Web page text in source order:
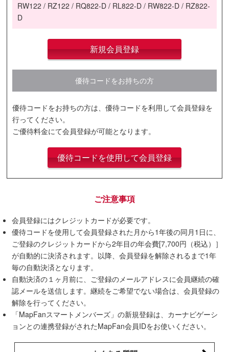
RW122 / RZ122 / RQ822-D / RL822-D / RW822-D / RZ822-
D
新規会員登録
優待コードをお持ちの方
優待コードをお持ちの方は、優待コードを利用して会員登録を
行ってください。
ご優待料金にて会員登録が可能となります。
優待コードを使用して会員登録
ご注意事項
会員登録にはクレジットカードが必要です。
優待コードを使用して会員登録された月から1年後の同月1日に、
ご登録のクレジットカードから2年目の年会費[7,700円（税込）］
が自動的に決済されます。以降、会員登録を解除されるまで1年
毎の自動決済となります。
自動決済の１ヶ月前に、ご登録のメールアドレスに会員継続の確
認メールを送信します。継続をご希望でない場合は、会員登録の
解除を行ってください。
「MapFanスマートメンバーズ」の新規登録は、カーナビゲーシ
ョンとの連携登録がされたMapFan会員IDをお使いください。